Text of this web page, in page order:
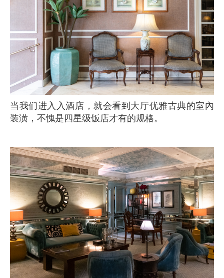
当我们进入入酒店，就会看到大厅优雅古典的室內
装潢，不愧是四星级饭店才有的规格。